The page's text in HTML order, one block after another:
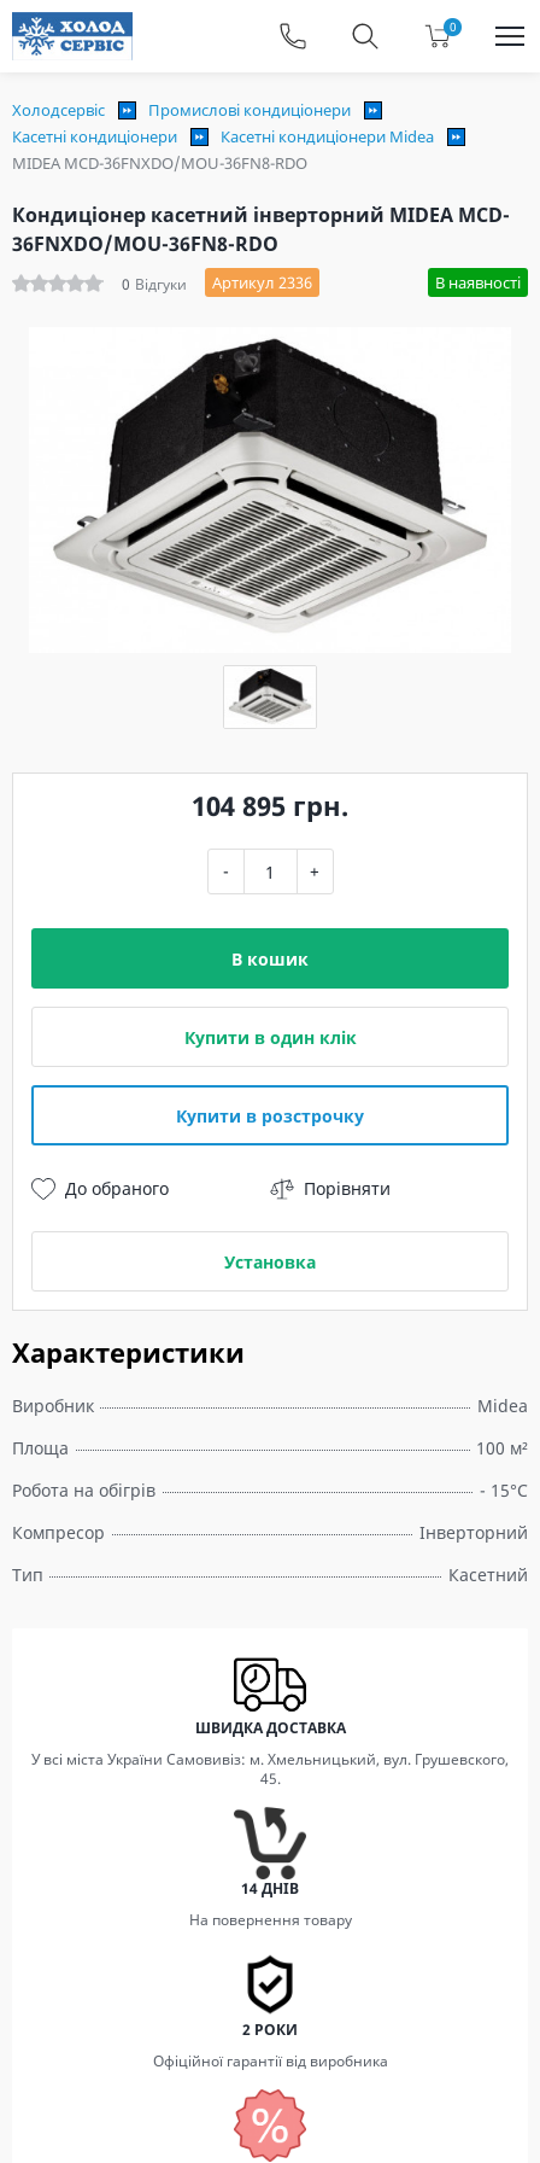
0
Холодсервіс
Промислові кондиціонери
Касетні кондиціонери
Касетні кондиціонери Midea
MIDEA MCD-36FNXDO/MOU-36FN8-RDO
Кондиціонер касетний інверторний MIDEA MCD-
36FNXDO/MOU-36FN8-RDO
0 Відгуки Артикул 2336 В наявності
Характеристики
Виробник
Midea
Площа
100 м²
Робота на обігрів
- 15°C
Компресор
Інверторний
Тип
Касетний
104 895 грн.
- +
В кошик
Купити в один клік
Купити в розстрочку
До обраного Порівняти
Установка
ШВИДКА ДОСТАВКА
У всі міста України Самовивіз: м. Хмельницький, вул. Грушевского,
45.
14 ДНІВ
На повернення товару
2 РОКИ
Офіційної гарантії від виробника